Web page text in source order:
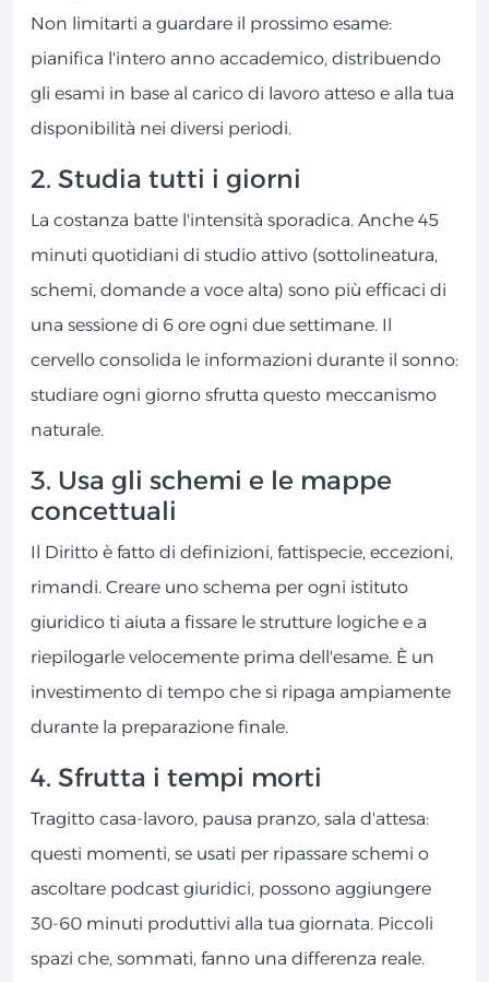
Non limitarti a guardare il prossimo esame:
pianifica l'intero anno accademico, distribuendo
gli esami in base al carico di lavoro atteso e alla tua
disponibilità nei diversi periodi.
2. Studia tutti i giorni
La costanza batte l'intensità sporadica. Anche 45
minuti quotidiani di studio attivo (sottolineatura,
schemi, domande a voce alta) sono più efficaci di
una sessione di 6 ore ogni due settimane. Il
cervello consolida le informazioni durante il sonno:
studiare ogni giorno sfrutta questo meccanismo
naturale.
3. Usa gli schemi e le mappe
concettuali
Il Diritto è fatto di definizioni, fattispecie, eccezioni,
rimandi. Creare uno schema per ogni istituto
giuridico ti aiuta a fissare le strutture logiche e a
riepilogarle velocemente prima dell'esame. È un
investimento di tempo che si ripaga ampiamente
durante la preparazione finale.
4. Sfrutta i tempi morti
Tragitto casa-lavoro, pausa pranzo, sala d'attesa:
questi momenti, se usati per ripassare schemi o
ascoltare podcast giuridici, possono aggiungere
30-60 minuti produttivi alla tua giornata. Piccoli
spazi che, sommati, fanno una differenza reale.